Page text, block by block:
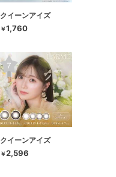
クイーンアイズ
￥1,760
クイーンアイズ
￥2,596